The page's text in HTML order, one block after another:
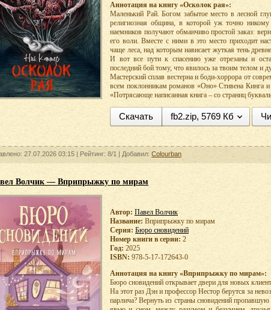
Аннотация на книгу «Осколок рая»:
Маленький Рай. Богом забытое место в лесной
религиозная община, в которой уж точно
наемников получают обманчиво простой заказ:
его воли. Вместе с ними в это место приходит
чаще леса, над которым нависает жуткая тень
И вот все пути к спасению уже отрезаны и
последний бой тому, что явилось за твоим телом и
Мастерский сплав вестерна и боди-хоррора от
всем поклонникам романов «Оно» Стивена Кинга
«Потрясающе написанная книга – со страниц
Скачать fb2.zip, 5769 Кб
27.07.2026 03:15 | Рейтинг: 8/1 | Добавил: Colourban
Волчик — Вприпрыжку по мирам
Автор: Павел Волчик
Название: Вприпрыжку по мирам
Серия: Бюро сновидений
Номер книги в серии: 2
Год: 2025
ISBN: 978-5-17-172643-0
Аннотация на книгу «Вприпрыжку по мирам»:
Бюро сновидений открывает двери для новых
На этот раз Дэн и профессор Нестор берутся за
парлича? Вернуть из страны сновидений